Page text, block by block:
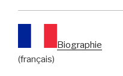
Biographie
(français)